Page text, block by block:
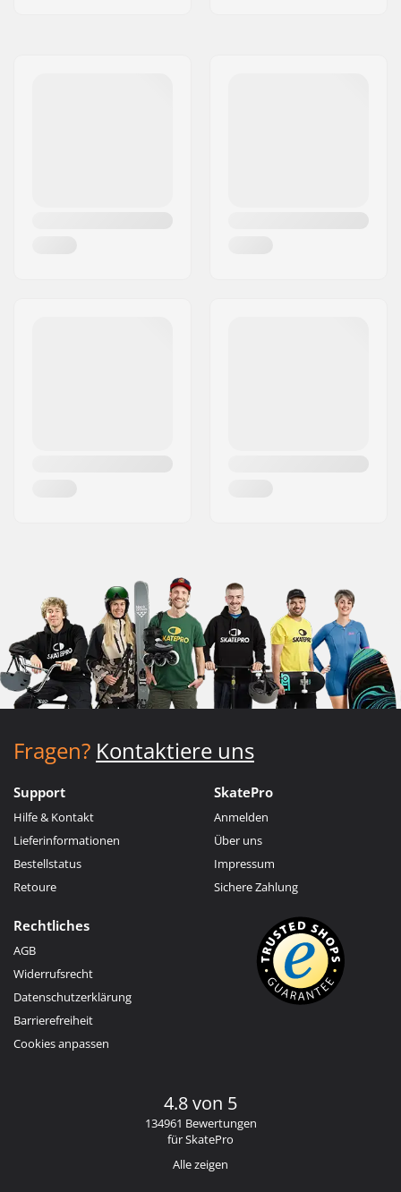
Fragen? Kontaktiere uns
Support
Hilfe & Kontakt
Lieferinformationen
Bestellstatus
Retoure
SkatePro
Anmelden
Über uns
Impressum
Sichere Zahlung
Rechtliches
AGB
Widerrufsrecht
Datenschutzerklärung
Barrierefreiheit
Cookies anpassen
4.8 von 5
134961 Bewertungen
für SkatePro
Alle zeigen